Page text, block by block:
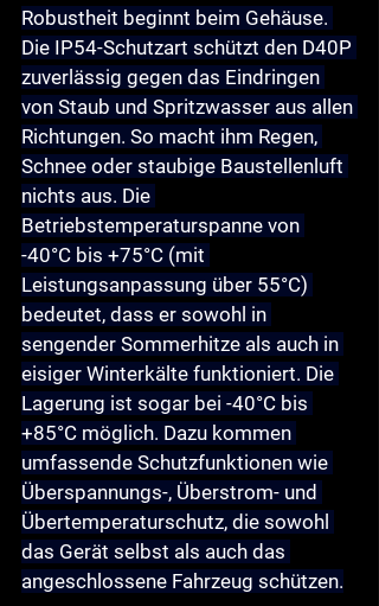
Robustheit beginnt beim Gehäuse.
Die IP54-Schutzart schützt den D40P
zuverlässig gegen das Eindringen
von Staub und Spritzwasser aus allen
Richtungen. So macht ihm Regen,
Schnee oder staubige Baustellenluft
nichts aus. Die
Betriebstemperaturspanne von
-40°C bis +75°C (mit
Leistungsanpassung über 55°C)
bedeutet, dass er sowohl in
sengender Sommerhitze als auch in
eisiger Winterkälte funktioniert. Die
Lagerung ist sogar bei -40°C bis
+85°C möglich. Dazu kommen
umfassende Schutzfunktionen wie
Überspannungs-, Überstrom- und
Übertemperaturschutz, die sowohl
das Gerät selbst als auch das
angeschlossene Fahrzeug schützen.